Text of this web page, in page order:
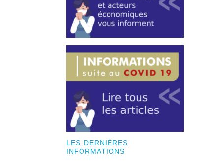
LES DERNIÈRES
INFORMATIONS